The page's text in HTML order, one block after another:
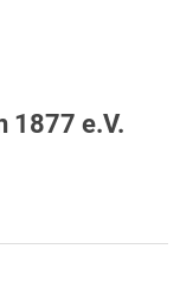
1877 e.V.